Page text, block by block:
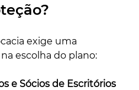
exige uma
escolha do plano:
e Sócios de Escritórios